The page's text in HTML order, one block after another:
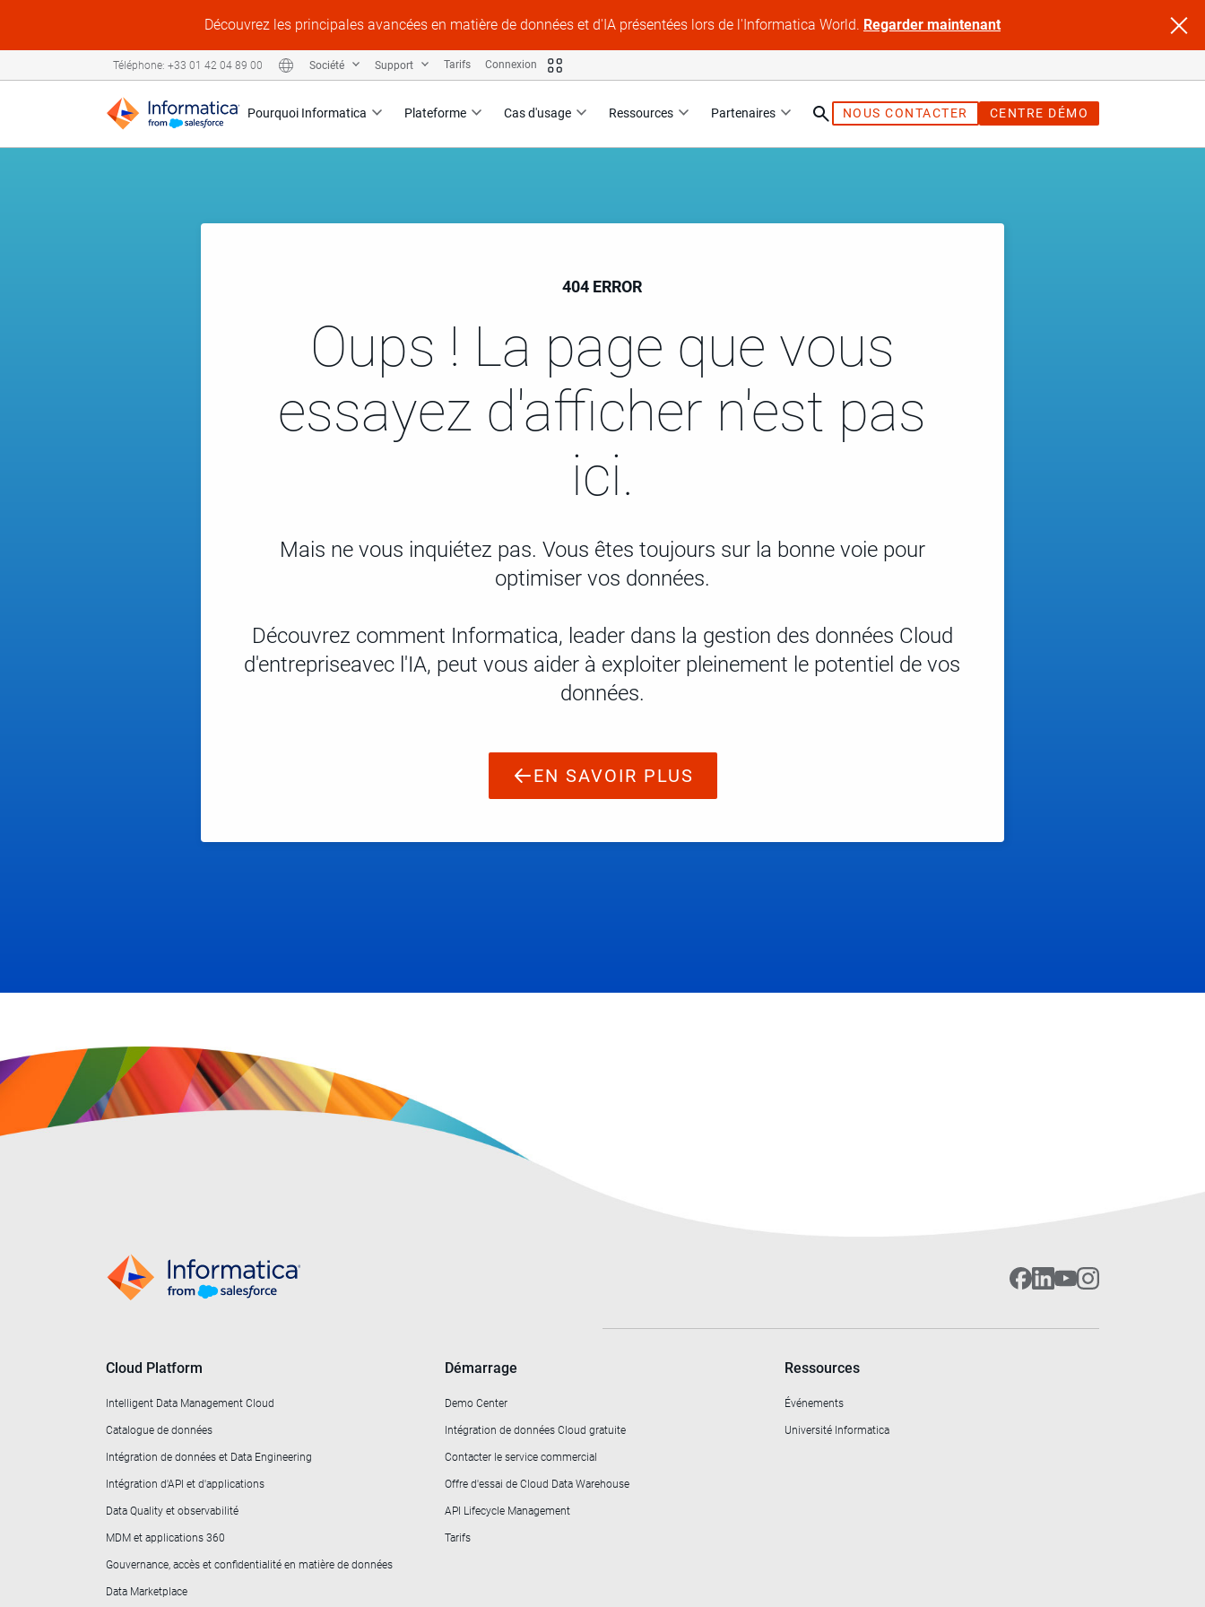
Découvrez les principales avancées en matière de données et d'IA présentées lors de l'Informatica World. Regarder maintenant
Pourquoi Informatica Plateforme Cas d'usage Ressources Partenaires NOUS CONTACTER CENTRE DÉMO
Téléphone: +33 01 42 04 89 00 Société Support Tarifs Connexion
404 ERROR
Oups ! La page que vous
essayez d'afficher n'est pas
ici.
Mais ne vous inquiétez pas. Vous êtes toujours sur la bonne voie pour
optimiser vos données.
Découvrez comment Informatica, leader dans la gestion des données Cloud
d'entrepriseavec l'IA, peut vous aider à exploiter pleinement le potentiel de vos
données.
EN SAVOIR PLUS
Cloud Platform
Intelligent Data Management Cloud
Catalogue de données
Intégration de données et Data Engineering
Intégration d'API et d'applications
Data Quality et observabilité
MDM et applications 360
Gouvernance, accès et confidentialité en matière de données
Data Marketplace
Démarrage
Demo Center
Intégration de données Cloud gratuite
Contacter le service commercial
Offre d'essai de Cloud Data Warehouse
API Lifecycle Management
Tarifs
Ressources
Événements
Université Informatica